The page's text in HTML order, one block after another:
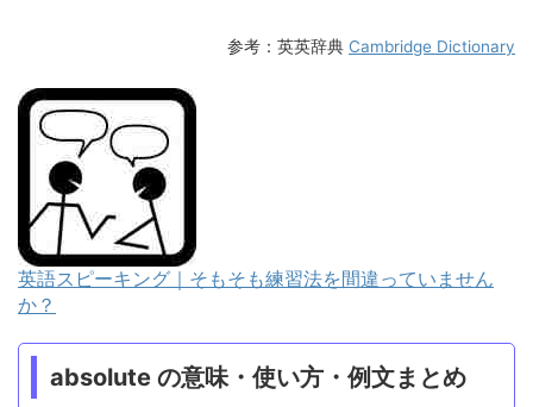
参考：英英辞典 Cambridge Dictionary
英語スピーキング｜そもそも練習法を間違っていません
か？
absolute の意味・使い方・例文まとめ